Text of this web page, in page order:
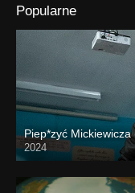
Popularne
Piep*zyć
2024